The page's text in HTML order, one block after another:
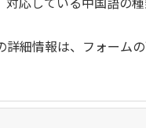
細情報は、フォームの